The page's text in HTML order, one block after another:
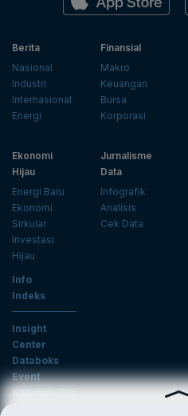
Berita
Nasional
Industri
Internasional
Energi
Finansial
Makro
Keuangan
Bursa
Korporasi
Ekonomi
Hijau
Energi Baru
Ekonomi
Sirkular
Investasi
Hijau
Jurnalisme
Data
Infografik
Analisis
Cek Data
Info
Indeks
Insight
Center
Databoks
Event
KatadataOto